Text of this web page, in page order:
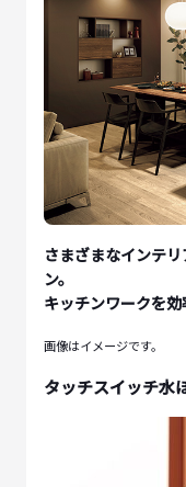
さまざまなインテ
ン。
キッチンワークを効
画像はイメージです。
タッチスイッチ水